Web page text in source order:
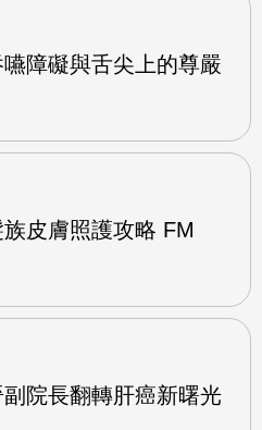
障礙與舌尖上的尊嚴
皮膚照護攻略 FM
院長翻轉肝癌新曙光